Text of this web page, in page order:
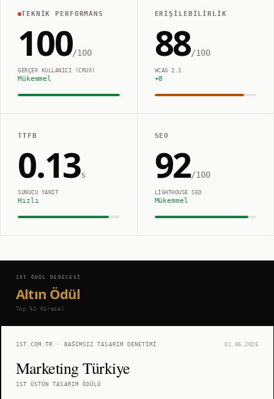
TEKNIK PERFORMANS
100/100
GERÇEK KULLANICI (CRUX)
Mükemmel
ERIŞILEBILIRLIK
88/100
WCAG 2.1
+8
TTFB
0.13s
SUNUCU YANIT
Hızlı
SEO
92/100
LIGHTHOUSE SEO
Mükemmel
1ST ÖDÜL DERECESI
Altın Ödül
Top %1 Küresel
1ST.COM.TR · BAĞIMSIZ TASARIM DENETIMI 01.06.2026
Marketing Türkiye
1ST ÜSTÜN TASARIM ÖDÜLÜ